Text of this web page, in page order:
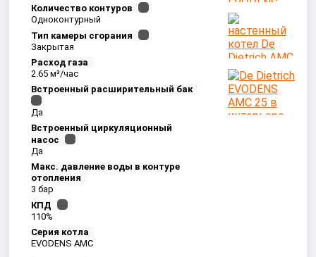
Количество контуров
Одноконтурный
Тип камеры сгорания
Закрытая
Расход газа
2.65 м³/час
Встроенный расширительный бак
Да
Встроенный циркуляционный
насос
Да
Макс. давление воды в контуре
отопления
3 бар
КПД
110%
Серия котла
EVODENS AMC